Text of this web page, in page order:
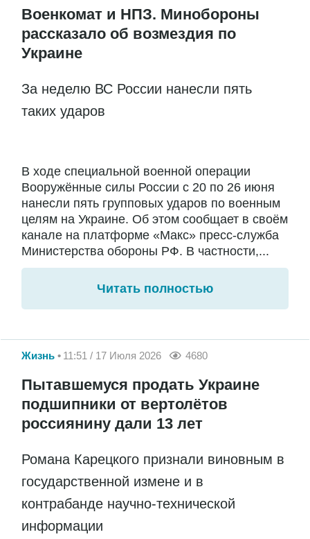
Военкомат и НПЗ. Минобороны
рассказало об возмездия по
Украине
За неделю ВС России нанесли пять
таких ударов
В ходе специальной военной операции
Вооружённые силы России с 20 по 26 июня
нанесли пять групповых ударов по военным
целям на Украине. Об этом сообщает в своём
канале на платформе «Макс» пресс-служба
Министерства обороны РФ. В частности,...
Читать полностью
Жизнь 11:51 / 17 Июля 2026 4680
Пытавшемуся продать Украине
подшипники от вертолётов
россиянину дали 13 лет
Романа Карецкого признали виновным в
государственной измене и в
контрабанде научно-технической
информации